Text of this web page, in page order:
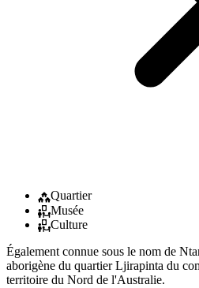
Quartier
Musée
Culture
Également connue sous le nom de
aborigène du quartier Ljirapinta du
territoire du Nord de l'Australie.